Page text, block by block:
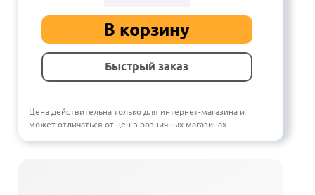
В корзину
Быстрый заказ
Цена действительна только для интернет-магазина и
может отличаться от цен в розничных магазинах